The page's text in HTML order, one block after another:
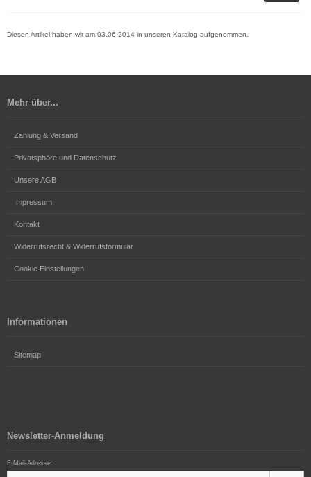
Diesen Artikel haben wir am 03.06.2014 in unseren Katalog aufgenommen.
Mehr über...
Zahlung & Versand
Privatsphäre und Datenschutz
Unsere AGB
Impressum
Kontakt
Widerrufsrecht & Widerrufsformular
Cookie Einstellungen
Informationen
Sitemap
Newsletter-Anmeldung
E-Mail-Adresse: